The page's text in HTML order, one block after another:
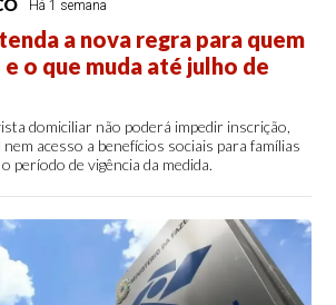
Há 1 semana
a nova regra para quem
o que muda até julho de
domiciliar não poderá impedir inscrição,
acesso a benefícios sociais para famílias
período de vigência da medida.